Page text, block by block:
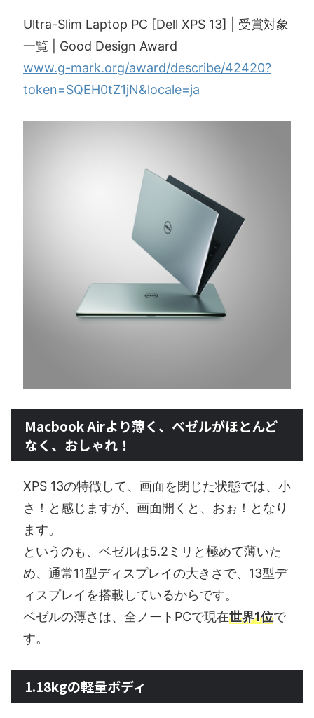
Ultra-Slim Laptop PC [Dell XPS 13] | 受賞対象
一覧 | Good Design Award
www.g-mark.org/award/describe/42420?
token=SQEH0tZ1jN&locale=ja
Macbook Airより薄く、ベゼルがほとんど
なく、おしゃれ！
XPS 13の特徴して、画面を閉じた状態では、小
さ！と感じますが、画面開くと、おぉ！となり
ます。
というのも、ベゼルは5.2ミリと極めて薄いた
め、通常11型ディスプレイの大きさで、13型デ
ィスプレイを搭載しているからです。
ベゼルの薄さは、全ノートPCで現在世界1位で
す。
1.18kgの軽量ボディ